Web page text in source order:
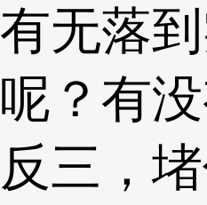
有无落
呢？有
反三，